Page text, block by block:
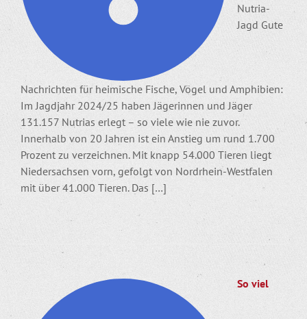
Nutria-
Jagd Gute
Nachrichten für heimische Fische, Vögel und Amphibien:
Im Jagdjahr 2024/25 haben Jägerinnen und Jäger
131.157 Nutrias erlegt – so viele wie nie zuvor.
Innerhalb von 20 Jahren ist ein Anstieg um rund 1.700
Prozent zu verzeichnen. Mit knapp 54.000 Tieren liegt
Niedersachsen vorn, gefolgt von Nordrhein-Westfalen
mit über 41.000 Tieren. Das […]
So viel